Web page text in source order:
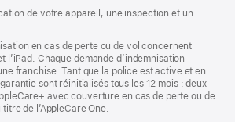
de votre appareil, une inspection et un
en cas de perte ou de vol concernent
l’iPad. Chaque demande d’indemnisation
franchise. Tant que la police est active et en
sont réinitialisés tous les 12 mois : deux
avec couverture en cas de perte ou de
de l’AppleCare One.